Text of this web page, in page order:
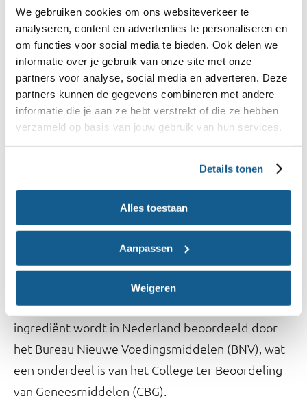
We gebruiken cookies om ons websiteverkeer te
analyseren, content en advertenties te personaliseren en
om functies voor social media te bieden. Ook delen we
informatie over je gebruik van onze site met onze
partners voor analyse, social media en adverteren. Deze
partners kunnen de gegevens combineren met andere
informatie die je aan ze hebt verstrekt of die ze hebben
verzameld op basis van jouw gebruik van hun services.
Details tonen
Alles toestaan
Aanpassen
Weigeren
Zijn novel foods veilig?
Nieuwe voedingsmiddelen of ingrediënten in de
EU, moeten voor introductie worden getoetst aan
de Europese Verordening inzake nieuwe
voedingsmiddelen (Novel Food Verordening). De
uitgangspunten voor deze verordening zijn dat het
nieuwe voedingsmiddel:
De consument niet mag misleiden.
Niet minder voedingsstoffen mag leveren dan
het originele product.
De veiligheid van het nieuwe voedingsmiddel of
ingrediënt wordt in Nederland beoordeeld door
het Bureau Nieuwe Voedingsmiddelen (BNV), wat
een onderdeel is van het College ter Beoordeling
van Geneesmiddelen (CBG).